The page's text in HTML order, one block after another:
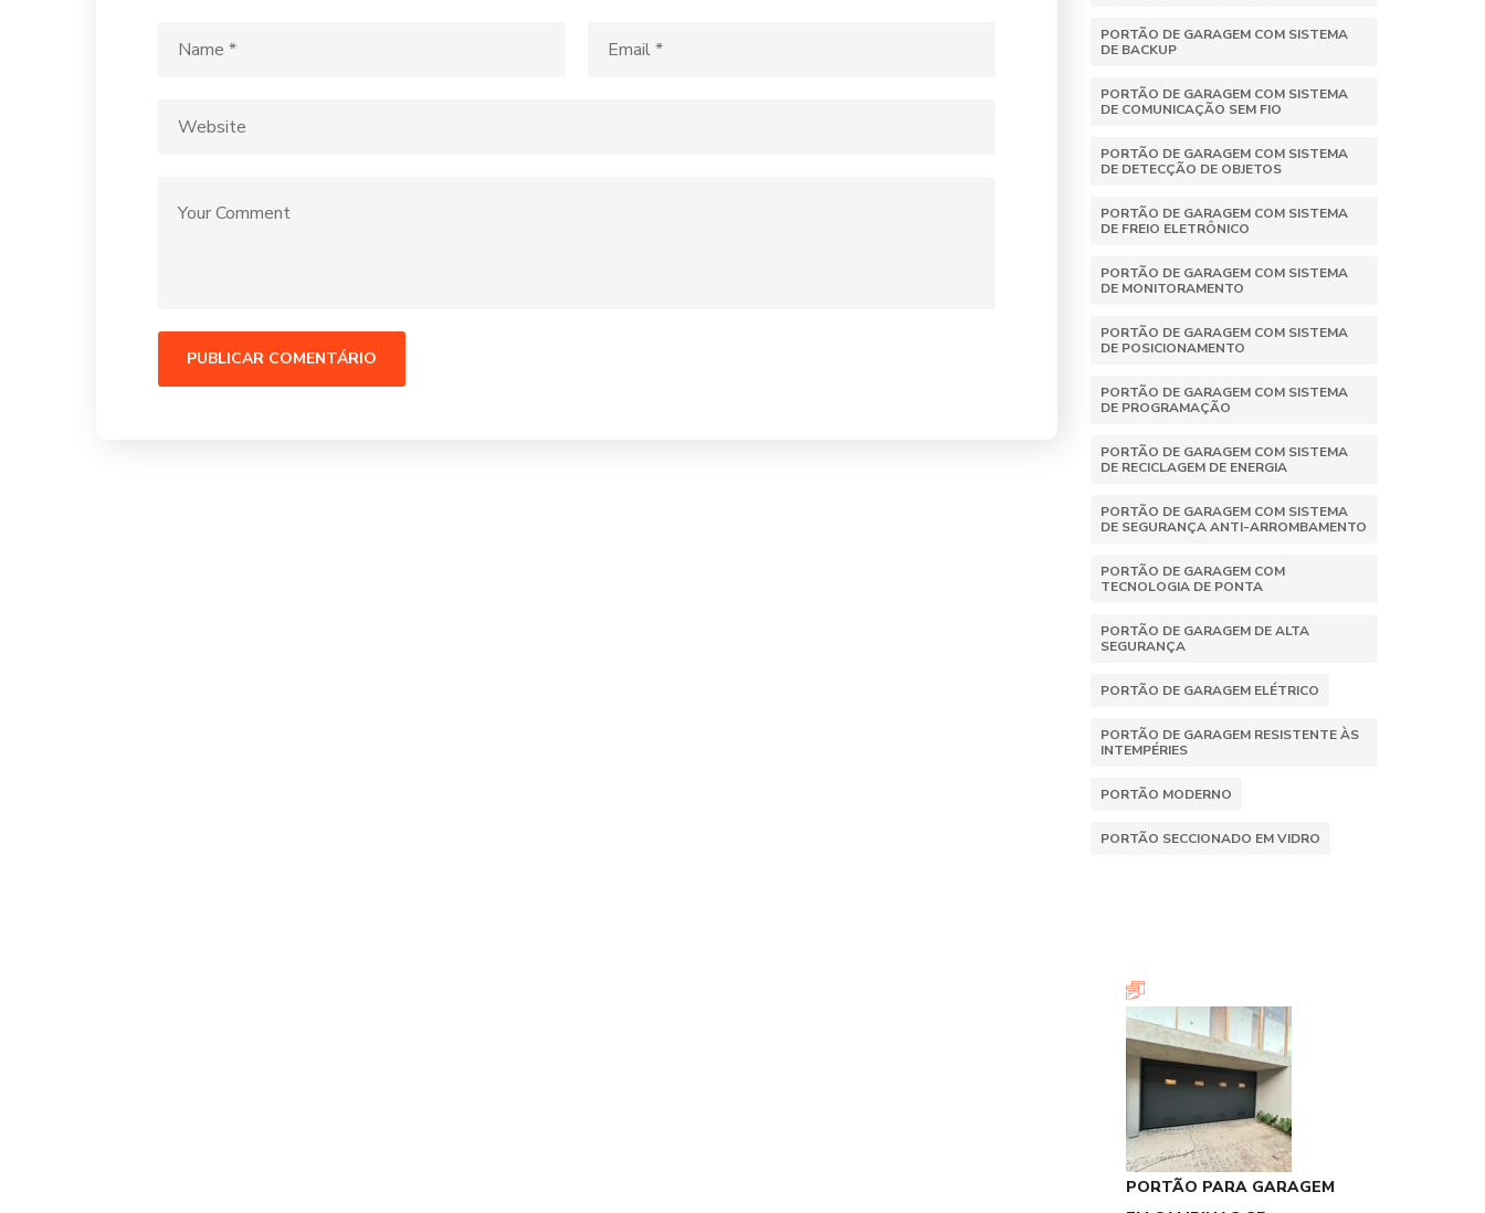
PORTÃO DE GARAGEM COM SISTEMA
DE BACKUP
PORTÃO DE GARAGEM COM SISTEMA
DE COMUNICAÇÃO SEM FIO
PORTÃO DE GARAGEM COM SISTEMA
DE DETECÇÃO DE OBJETOS
PORTÃO DE GARAGEM COM SISTEMA
DE FREIO ELETRÔNICO
PORTÃO DE GARAGEM COM SISTEMA
DE MONITORAMENTO
PORTÃO DE GARAGEM COM SISTEMA
DE POSICIONAMENTO
PORTÃO DE GARAGEM COM SISTEMA
DE PROGRAMAÇÃO
PORTÃO DE GARAGEM COM SISTEMA
DE RECICLAGEM DE ENERGIA
PORTÃO DE GARAGEM COM SISTEMA
DE SEGURANÇA ANTI-ARROMBAMENTO
PORTÃO DE GARAGEM COM
TECNOLOGIA DE PONTA
PORTÃO DE GARAGEM DE ALTA
SEGURANÇA
PORTÃO DE GARAGEM ELÉTRICO
PORTÃO DE GARAGEM RESISTENTE ÀS
INTEMPÉRIES
PORTÃO MODERNO
PORTÃO SECCIONADO EM VIDRO
PORTÃO PARA GARAGEM